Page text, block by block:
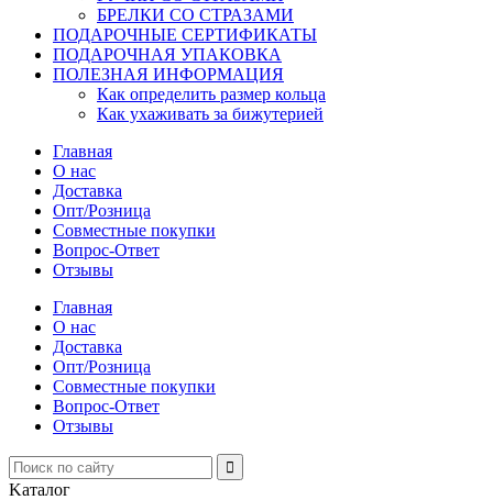
БРЕЛКИ СО СТРАЗАМИ
ПОДАРОЧНЫЕ СЕРТИФИКАТЫ
ПОДАРОЧНАЯ УПАКОВКА
ПОЛЕЗНАЯ ИНФОРМАЦИЯ
Как определить размер кольца
Как ухаживать за бижутерией
Главная
О нас
Доставка
Опт/Розница
Совместные покупки
Вопрос-Ответ
Отзывы
Главная
О нас
Доставка
Опт/Розница
Совместные покупки
Вопрос-Ответ
Отзывы
Kаталог